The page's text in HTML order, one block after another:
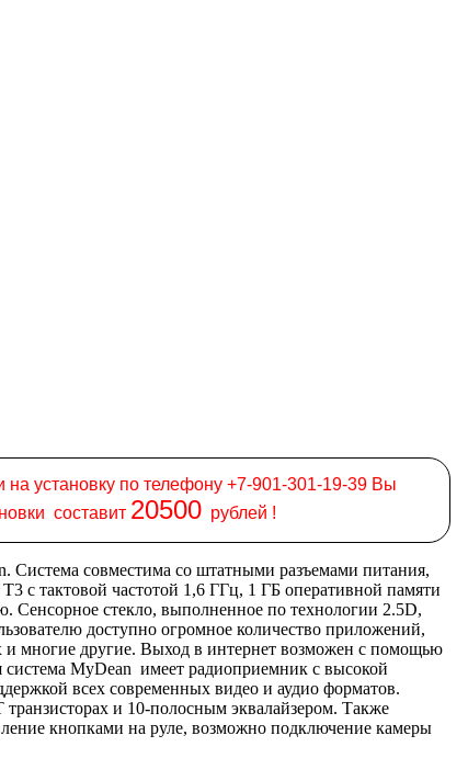
на установку по телефону +7-901-301-19-39 Вы
составит 20500 рублей !
Система совместима со штатными разъемами питания,
с тактовой частотой 1,6 ГГц, 1 ГБ оперативной памяти
Сенсорное стекло, выполненное по технологии 2.5D,
доступно огромное количество приложений,
многие другие. Выход в интернет возможен с помощью
система MyDean имеет радиоприемник с высокой
всех современных видео и аудио форматов.
и 10-полосным эквалайзером. Также
кнопками на руле, возможно подключение камеры